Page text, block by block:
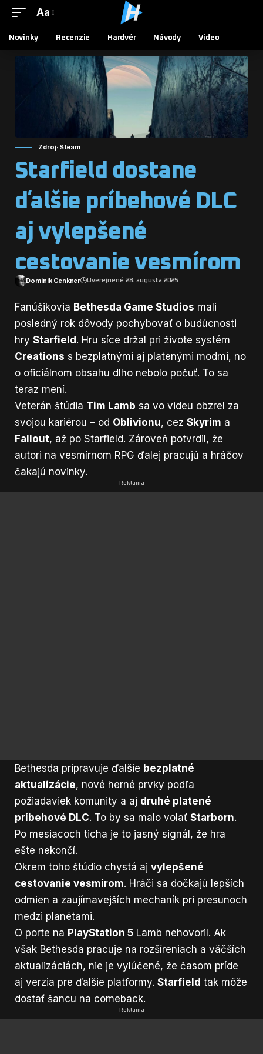
Aa
Novinky Recenzie Hardvér Návody Video
Zdroj: Steam
Starfield dostane
ďalšie príbehové DLC
aj vylepšené
cestovanie vesmírom
Dominik Cenkner Uverejnené 28. augusta 2025
Fanúšikovia Bethesda Game Studios mali
posledný rok dôvody pochybovať o budúcnosti
hry Starfield. Hru síce držal pri živote systém
Creations s bezplatnými aj platenými modmi, no
o oficiálnom obsahu dlho nebolo počuť. To sa
teraz mení.
Veterán štúdia Tim Lamb sa vo videu obzrel za
svojou kariérou – od Oblivionu, cez Skyrim a
Fallout, až po Starfield. Zároveň potvrdil, že
autori na vesmírnom RPG ďalej pracujú a hráčov
čakajú novinky.
- Reklama -
Bethesda pripravuje ďalšie bezplatné
aktualizácie, nové herné prvky podľa
požiadaviek komunity a aj druhé platené
príbehové DLC. To by sa malo volať Starborn.
Po mesiacoch ticha je to jasný signál, že hra
ešte nekončí.
Okrem toho štúdio chystá aj vylepšené
cestovanie vesmírom. Hráči sa dočkajú lepších
odmien a zaujímavejších mechaník pri presunoch
medzi planétami.
O porte na PlayStation 5 Lamb nehovoril. Ak
však Bethesda pracuje na rozšíreniach a väčších
aktualizáciách, nie je vylúčené, že časom príde
aj verzia pre ďalšie platformy. Starfield tak môže
dostať šancu na comeback.
- Reklama -